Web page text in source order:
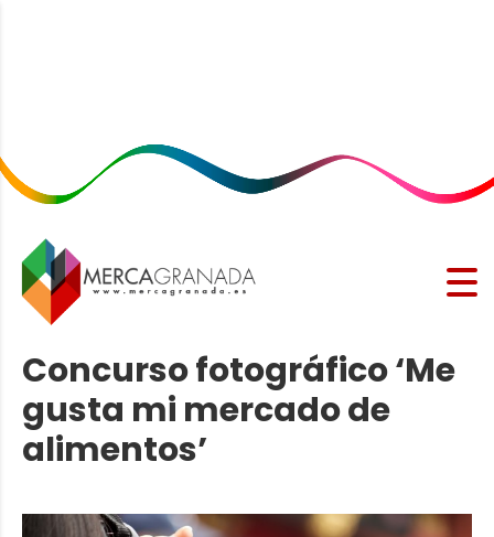
Concurso fotográfico ‘Me
gusta mi mercado de
alimentos’